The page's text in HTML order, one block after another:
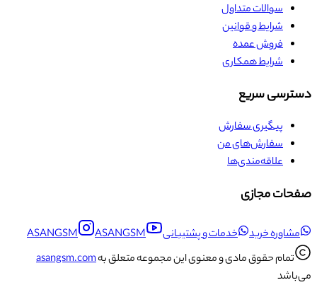
سوالات متداول
شرایط و قوانین
فروش عمده
شرایط همکاری
دسترسی سریع
پیگیری سفارش
سفارش‌های من
علاقه‌مندی‌ها
صفحات مجازی
مشاوره خرید خدمات و پشتیبانی ASANGSM
ASANGSM
تمام حقوق مادی و معنوی این مجموعه متعلق بهasangsm.com
می‌باشد